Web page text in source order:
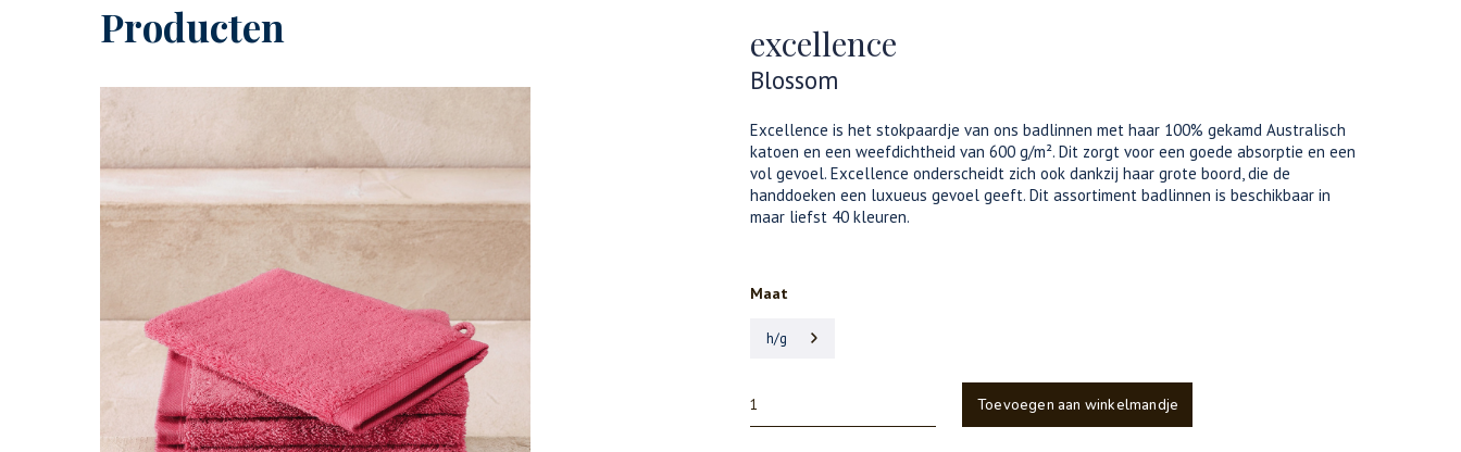
Producten excellence
Blossom
Excellence is het stokpaardje van ons badlinnen met haar 100% gekamd Australisch
katoen en een weefdichtheid van 600 g/m². Dit zorgt voor een goede absorptie en een
vol gevoel. Excellence onderscheidt zich ook dankzij haar grote boord, die de
handdoeken een luxueus gevoel geeft. Dit assortiment badlinnen is beschikbaar in
maar liefst 40 kleuren.
Maat
h/g
Toevoegen aan winkelmandje